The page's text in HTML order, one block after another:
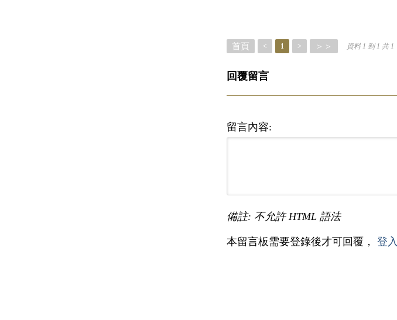
首頁 < 1 > ＞＞ 資料 1 到 1 共 1
回覆留言
留言內容:
備註: 不允許 HTML 語法
本留言板需要登錄後才可回覆， 登入